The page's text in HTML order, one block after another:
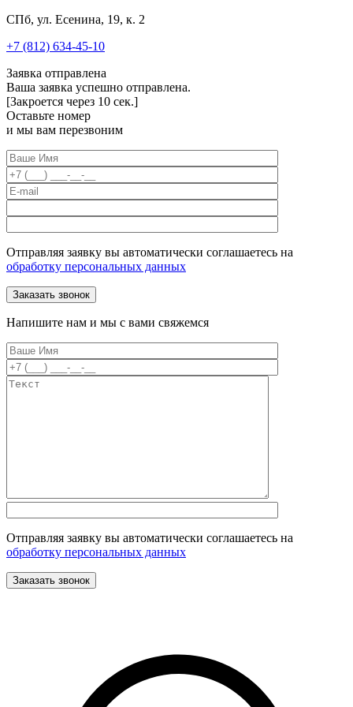
СПб, ул. Есенина, 19, к. 2
+7 (812) 634-45-10
Заявка отправлена
Ваша заявка успешно отправлена.
[Закроется через 10 сек.]
Оставьте номер
и мы вам перезвоним
Отправляя заявку вы автоматически соглашаетесь на
обработку персональных данных
Напишите нам и мы с вами свяжемся
Отправляя заявку вы автоматически соглашаетесь на
обработку персональных данных